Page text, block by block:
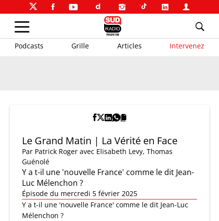
Podcasts Grille Articles Intervenez
Le Grand Matin | La Vérité en Face
Par Patrick Roger avec Elisabeth Levy, Thomas
Guénolé
Y a t-il une 'nouvelle France' comme le dit Jean-
Luc Mélenchon ?
Épisode du mercredi 5 février 2025
Y a t-il une 'nouvelle France' comme le dit Jean-Luc
Mélenchon ?